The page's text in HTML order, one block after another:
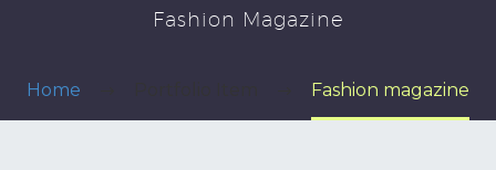
Fashion Magazine
Home Fashion magazine